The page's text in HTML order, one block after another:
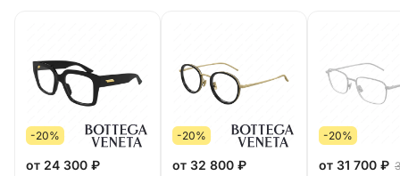
-20%
от 24 300 ₽
-20%
от 32 800 ₽
-20%
от 31 700 ₽